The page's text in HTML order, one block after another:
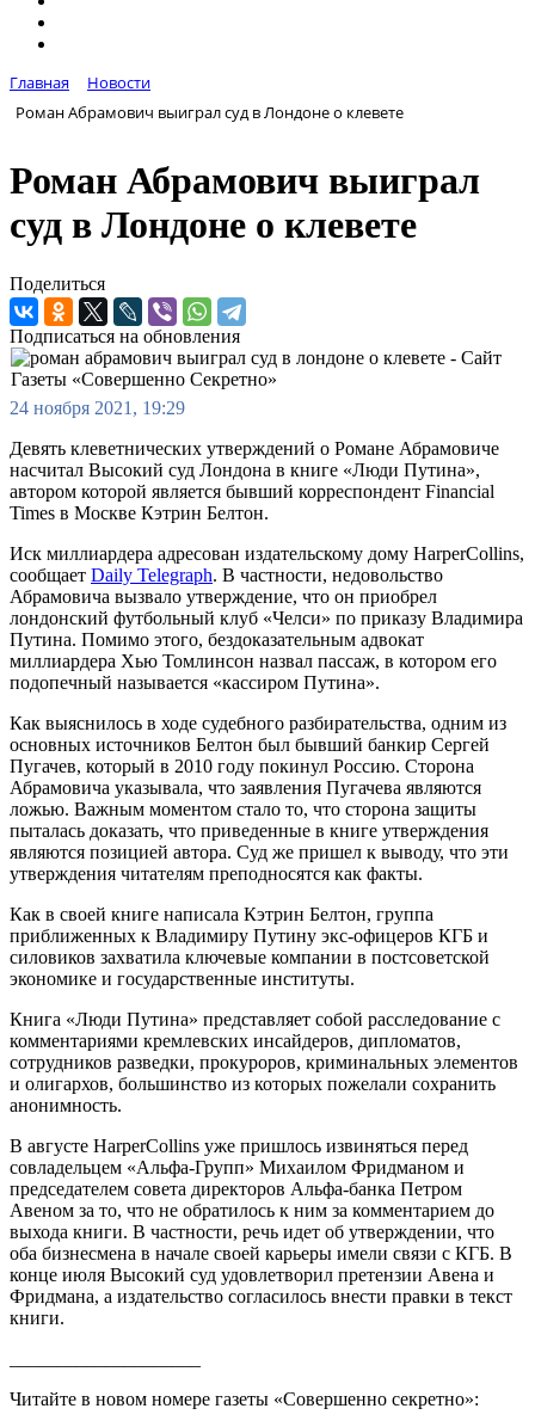
Главная
Новости
Роман Абрамович выиграл суд в Лондоне о клевете
Роман Абрамович выиграл
суд в Лондоне о клевете
Поделиться
Подписаться на обновления
24 ноября 2021, 19:29
Девять клеветнических утверждений о Романе Абрамовиче
насчитал Высокий суд Лондона в книге «Люди Путина»,
автором которой является бывший корреспондент Financial
Times в Москве Кэтрин Белтон.
Иск миллиардера адресован издательскому дому HarperCollins,
сообщает Daily Telegraph. В частности, недовольство
Абрамовича вызвало утверждение, что он приобрел
лондонский футбольный клуб «Челси» по приказу Владимира
Путина. Помимо этого, бездоказательным адвокат
миллиардера Хью Томлинсон назвал пассаж, в котором его
подопечный называется «кассиром Путина».
Как выяснилось в ходе судебного разбирательства, одним из
основных источников Белтон был бывший банкир Сергей
Пугачев, который в 2010 году покинул Россию. Сторона
Абрамовича указывала, что заявления Пугачева являются
ложью. Важным моментом стало то, что сторона защиты
пыталась доказать, что приведенные в книге утверждения
являются позицией автора. Суд же пришел к выводу, что эти
утверждения читателям преподносятся как факты.
Как в своей книге написала Кэтрин Белтон, группа
приближенных к Владимиру Путину экс-офицеров КГБ и
силовиков захватила ключевые компании в постсоветской
экономике и государственные институты.
Книга «Люди Путина» представляет собой расследование с
комментариями кремлевских инсайдеров, дипломатов,
сотрудников разведки, прокуроров, криминальных элементов
и олигархов, большинство из которых пожелали сохранить
анонимность.
В августе HarperCollins уже пришлось извиняться перед
совладельцем «Альфа-Групп» Михаилом Фридманом и
председателем совета директоров Альфа-банка Петром
Авеном за то, что не обратилось к ним за комментарием до
выхода книги. В частности, речь идет об утверждении, что
оба бизнесмена в начале своей карьеры имели связи с КГБ. В
конце июля Высокий суд удовлетворил претензии Авена и
Фридмана, а издательство согласилось внести правки в текст
книги.
Читайте в новом номере газеты «Совершенно секретно»: